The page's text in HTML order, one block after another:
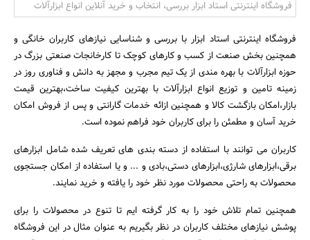
جستجو
فروشگاه اینترنتی استاد ابزار بررسی، انتخاب و خرید آنلاین انواع ابزارآلات
فروشگاه اینترنتی استاد ابزار با بررسی و شناسایی نیازهای کاربران خانگی و
همچنین بخش صنعت از کسب و کارهای کوچک تا کارخانجات صنعتی بزرگ در
حوزه ابزارآلات با بهره مندی از یک تیم مجرب و مجهز به دانش و فناوری روز در
زمینه تامین و توزیع انواع ابزارآلات با بهترین کیفیت ساخت،بهترین قیمت
بازار،امکان بازگشت کالا و همچنین ازائه خدمات گارانتی و پس از فروش امکان
خرید آسان و مطمئن را برای کاربران خود فراهم نموده است.
کاربران می توانند با استفاده از دسته بندی های تعریف شده شامل ابزارهای
برقی،ابزارهای شارژی،ابزارهای دستی،بادی و ... و یا استفاده از امکان جستجوی
محصولات به راحتی محصولات مورد نظر خود را یافته و خرید نمایند.
همچنین تمام تلاش خود را به کار گرفته ایم تا تنوع در محصولات را برای
پوشش نیازهای مختلف کاربران در نظر بگیریم به عنوان مثال در این فروشگاه